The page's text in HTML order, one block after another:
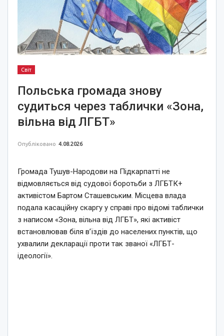
Світ
Польська громада знову
судиться через таблички «Зона,
вільна від ЛГБТ»
Опубліковано 4.08.2026
Громада Тушув-Народови на Підкарпатті не
відмовляється від судової боротьби з ЛГБТК+
активістом Бартом Сташевським. Місцева влада
подала касаційну скаргу у справі про відомі таблички
з написом «Зона, вільна від ЛГБТ», які активіст
встановлював біля в’їздів до населених пунктів, що
ухвалили декларації проти так званої «ЛГБТ-
ідеології».